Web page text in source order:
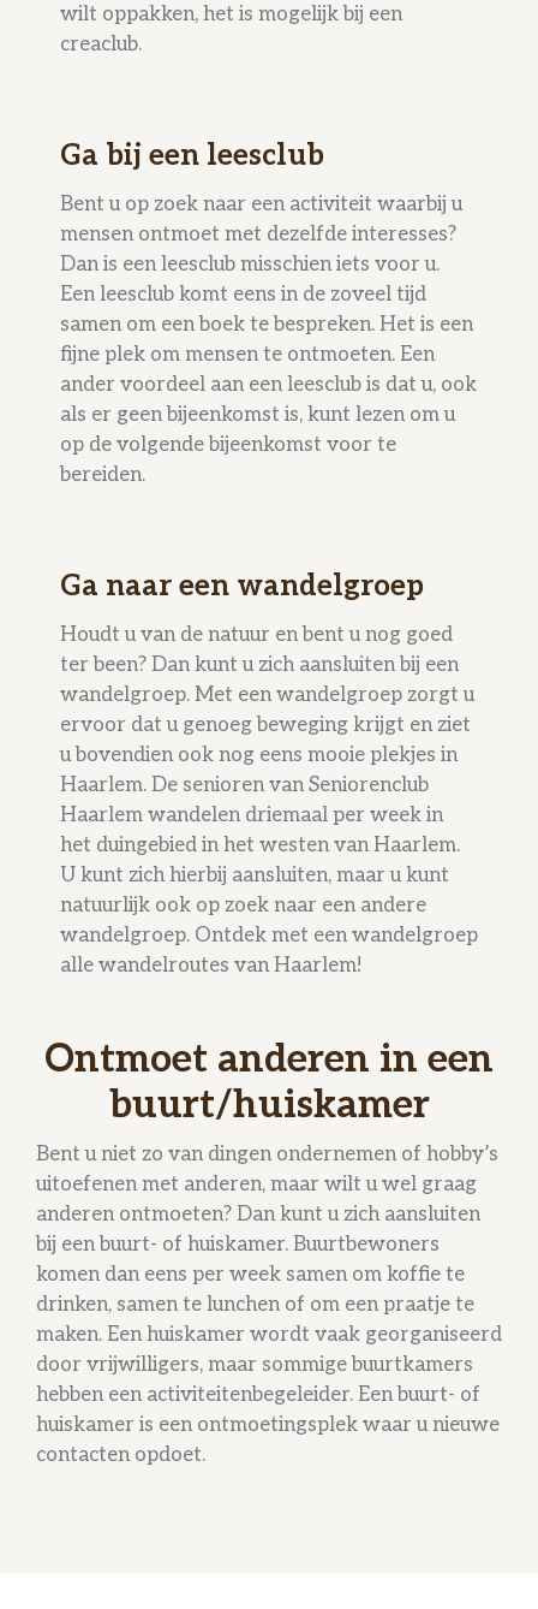
wilt oppakken, het is mogelijk bij een
creaclub.
Ga bij een leesclub
Bent u op zoek naar een activiteit waarbij u
mensen ontmoet met dezelfde interesses?
Dan is een leesclub misschien iets voor u.
Een leesclub komt eens in de zoveel tijd
samen om een boek te bespreken. Het is een
fijne plek om mensen te ontmoeten. Een
ander voordeel aan een leesclub is dat u, ook
als er geen bijeenkomst is, kunt lezen om u
op de volgende bijeenkomst voor te
bereiden.
Ga naar een wandelgroep
Houdt u van de natuur en bent u nog goed
ter been? Dan kunt u zich aansluiten bij een
wandelgroep. Met een wandelgroep zorgt u
ervoor dat u genoeg beweging krijgt en ziet
u bovendien ook nog eens mooie plekjes in
Haarlem. De senioren van Seniorenclub
Haarlem wandelen driemaal per week in
het duingebied in het westen van Haarlem.
U kunt zich hierbij aansluiten, maar u kunt
natuurlijk ook op zoek naar een andere
wandelgroep. Ontdek met een wandelgroep
alle wandelroutes van Haarlem!
Ontmoet anderen in een
buurt/huiskamer
Bent u niet zo van dingen ondernemen of hobby’s
uitoefenen met anderen, maar wilt u wel graag
anderen ontmoeten? Dan kunt u zich aansluiten
bij een buurt- of huiskamer. Buurtbewoners
komen dan eens per week samen om koffie te
drinken, samen te lunchen of om een praatje te
maken. Een huiskamer wordt vaak georganiseerd
door vrijwilligers, maar sommige buurtkamers
hebben een activiteitenbegeleider. Een buurt- of
huiskamer is een ontmoetingsplek waar u nieuwe
contacten opdoet.